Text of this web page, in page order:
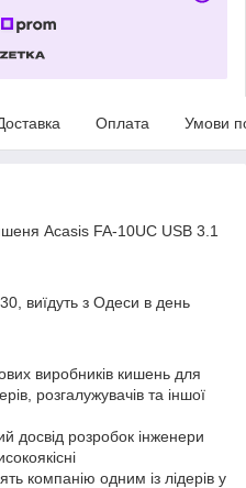
Оплата Умови
Acasis FA-10UC USB 3.1
виїдуть з Одеси в день
виробників кишень для
розгалужувачів та іншої
досвід розробок інженери
компанію одним із лідерів у